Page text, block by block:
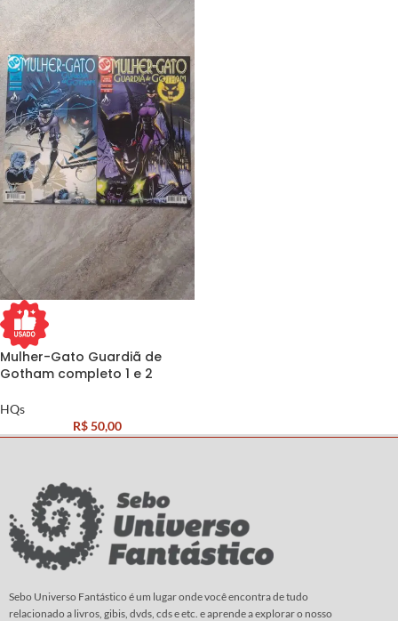
Mulher-Gato Guardiã de
Gotham completo 1 e 2
HQs
R$50,00
Sebo Universo Fantástico é um lugar onde você encontra de tudo
relacionado a livros, gibis, dvds, cds e etc. e aprende a explorar o nosso